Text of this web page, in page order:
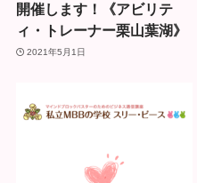
開催します！《アビリテ
ィ・トレーナー栗山葉湖》
2021年5月1日